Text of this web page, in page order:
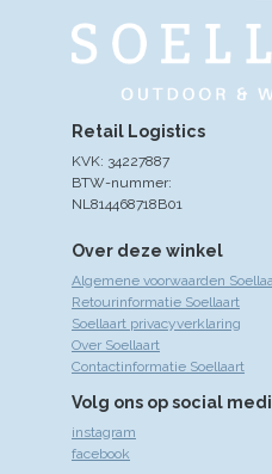
Over deze winkel
Algemene voorwaarden
Retourinformatie Soellaart
Soellaart privacyverklaring
Over Soellaart
Contactinformatie Soellaart
Volg ons op social
instagram
facebook
Retail Logistics
KVK: 34227887
BTW-nummer:
NL814468718B01